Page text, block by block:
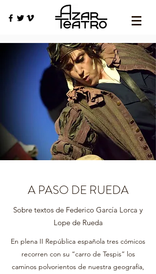
A PASO DE RUEDA
Sobre textos de Federico García Lorca y
Lope de Rueda
En plena II República española tres cómicos
recorren con su “carro de Tespis” los
caminos polvorientos de nuestra geografía,